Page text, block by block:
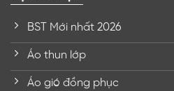
BST Mới nhất 2026
Áo thun lớp
Áo gió đồng phục